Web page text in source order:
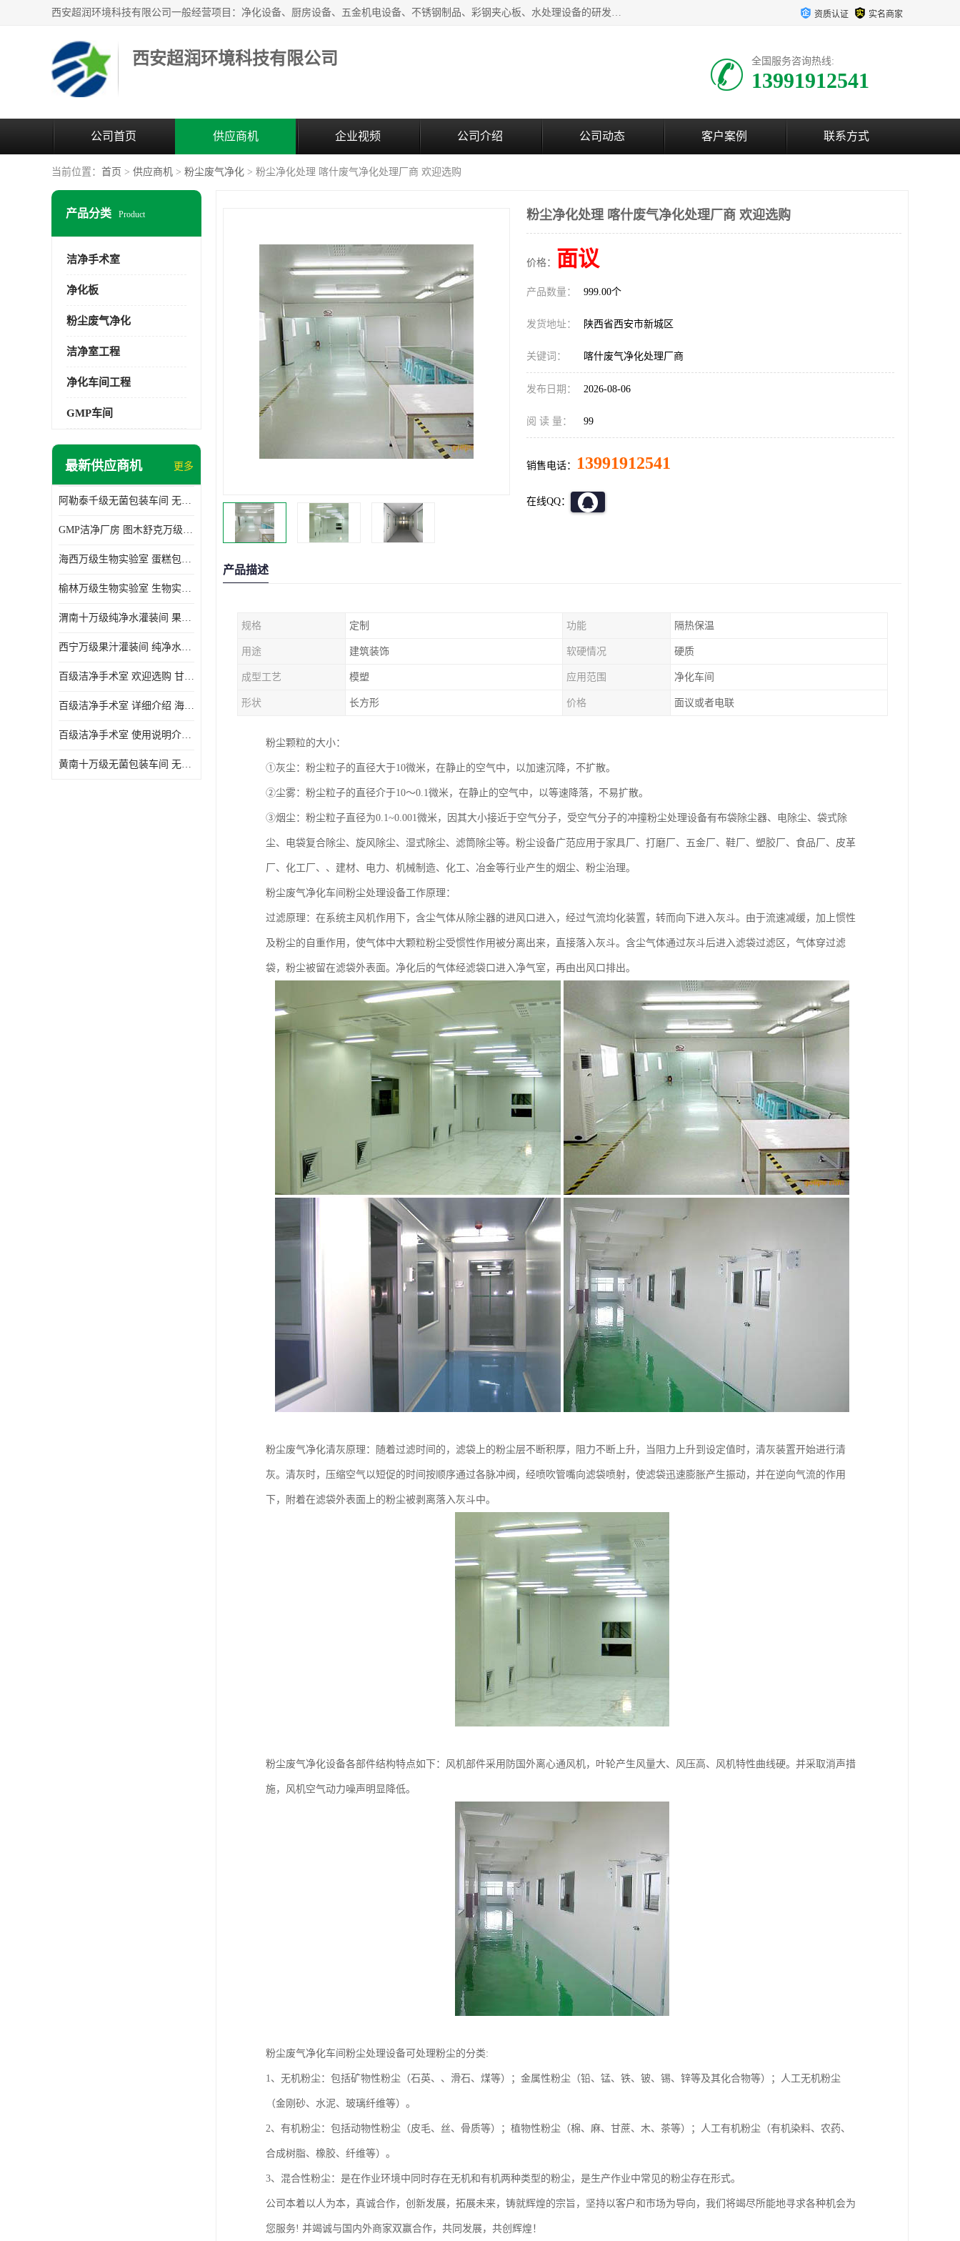
西安超润环境科技有限公司一般经营项目：净化设备、厨房设备、五金机电设备、不锈钢制品、彩钢夹心板、水处理设备的研发、销售；空气净化设备、办公设备、通风设备、建筑材料、金属材料的销售；净化工程、钢结构工程、机电设备工程的设计与施工及技术咨询服务；货物及技术的进出口的业务经营。 资质认证 实名商家
西安超润环境科技有限公司 全国服务咨询热线:
13991912541
公司首页 供应商机 企业视频 公司介绍 公司动态 客户案例 联系方式
当前位置： 首页 > 供应商机 > 粉尘废气净化 > 粉尘净化处理 喀什废气净化处理厂商 欢迎选购
产品分类 Product
洁净手术室
净化板
粉尘废气净化
洁净室工程
净化车间工程
GMP车间
最新供应商机 更多
阿勒泰千级无菌包装车间 无尘车间 欢迎选购
GMP洁净厂房 图木舒克万级GMP洁净厂房价格
海西万级生物实验室 蛋糕包装间 为环保助力
榆林万级生物实验室 生物实验室 欢迎选购
渭南十万级纯净水灌装间 果汁灌装间 使用说明介绍
西宁万级果汁灌装间 纯净水灌装间 详细介绍
百级洁净手术室 欢迎选购 甘肃百级洁净手术室报价表
百级洁净手术室 详细介绍 海东百级洁净手术室报价单
百级洁净手术室 使用说明介绍 青海百级洁净手术室电话
黄南十万级无菌包装车间 无菌室 使用说明介绍
粉尘净化处理 喀什废气净化处理厂商 欢迎选购
价格： 面议
产品数量： 999.00个
发货地址： 陕西省西安市新城区
关键词： 喀什废气净化处理厂商
发布日期： 2026-08-06
阅 读 量： 99
销售电话： 13991912541
在线QQ：
产品描述
规格 定制 功能 隔热保温
用途 建筑装饰 软硬情况 硬质
成型工艺 模塑 应用范围 净化车间
形状 长方形 价格 面议或者电联
粉尘颗粒的大小：
①灰尘：粉尘粒子的直径大于10微米，在静止的空气中，以加速沉降，不扩散。
②尘雾：粉尘粒子的直径介于10～0.1微米，在静止的空气中，以等速降落，不易扩散。
③烟尘：粉尘粒子直径为0.1~0.001微米，因其大小接近于空气分子，受空气分子的冲撞粉尘处理设备有布袋除尘器、电除尘、袋式除
尘、电袋复合除尘、旋风除尘、湿式除尘、滤筒除尘等。粉尘设备广范应用于家具厂、打磨厂、五金厂、鞋厂、塑胶厂、食品厂、皮革
厂、化工厂、、建材、电力、机械制造、化工、冶金等行业产生的烟尘、粉尘治理。
粉尘废气净化车间粉尘处理设备工作原理：
过滤原理：在系统主风机作用下，含尘气体从除尘器的进风口进入，经过气流均化装置，转而向下进入灰斗。由于流速减缓，加上惯性
及粉尘的自重作用，使气体中大颗粒粉尘受惯性作用被分离出来，直接落入灰斗。含尘气体通过灰斗后进入滤袋过滤区，气体穿过滤
袋，粉尘被留在滤袋外表面。净化后的气体经滤袋口进入净气室，再由出风口排出。
粉尘废气净化清灰原理：随着过滤时间的，滤袋上的粉尘层不断积厚，阻力不断上升，当阻力上升到设定值时，清灰装置开始进行清
灰。清灰时，压缩空气以短促的时间按顺序通过各脉冲阀，经喷吹管嘴向滤袋喷射，使滤袋迅速膨胀产生振动，并在逆向气流的作用
下，附着在滤袋外表面上的粉尘被剥离落入灰斗中。
粉尘废气净化设备各部件结构特点如下：风机部件采用防国外离心通风机，叶轮产生风量大、风压高、风机特性曲线硬。并采取消声措
施，风机空气动力噪声明显降低。
粉尘废气净化车间粉尘处理设备可处理粉尘的分类:
1、无机粉尘：包括矿物性粉尘（石英、、滑石、煤等）；金属性粉尘（铅、锰、铁、铍、锡、锌等及其化合物等）；人工无机粉尘
（金刚砂、水泥、玻璃纤维等）。
2、有机粉尘：包括动物性粉尘（皮毛、丝、骨质等）；植物性粉尘（棉、麻、甘蔗、木、茶等）；人工有机粉尘（有机染料、农药、
合成树脂、橡胶、纤维等）。
3、混合性粉尘：是在作业环境中同时存在无机和有机两种类型的粉尘，是生产作业中常见的粉尘存在形式。
公司本着以人为本，真诚合作，创新发展，拓展未来，铸就辉煌的宗旨，坚持以客户和市场为导向，我们将竭尽所能地寻求各种机会为
您服务! 并竭诚与国内外商家双赢合作，共同发展，共创辉煌！